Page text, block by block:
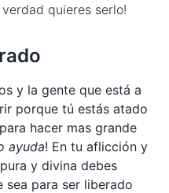
quieres serlo!
y la gente que está a
porque tú estás atado
hacer mas grande
ayuda! En tu aflicción y
y divina debes
sea para ser liberado